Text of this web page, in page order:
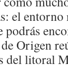
el
Origen
del litoral